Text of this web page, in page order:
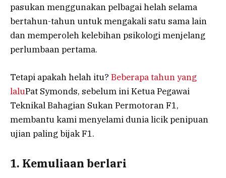
pasukan menggunakan pelbagai helah selama
bertahun-tahun untuk mengakali satu sama lain
dan memperoleh kelebihan psikologi menjelang
perlumbaan pertama.
Tetapi apakah helah itu? Beberapa tahun yang
laluPat Symonds, sebelum ini Ketua Pegawai
Teknikal Bahagian Sukan Permotoran F1,
membantu kami menyelami dunia licik penipuan
ujian paling bijak F1.
1. Kemuliaan berlari